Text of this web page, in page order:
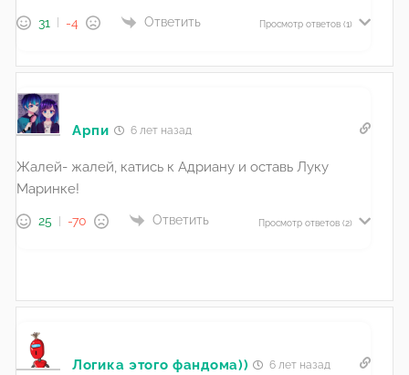
31 -4 Ответить Просмотр ответов (1)
Арпи 6 лет назад
Жалей- жалей, катись к Адриану и оставь Луку
Маринке!
25 -70 Ответить Просмотр ответов (2)
Логика этого фандома)) 6 лет назад